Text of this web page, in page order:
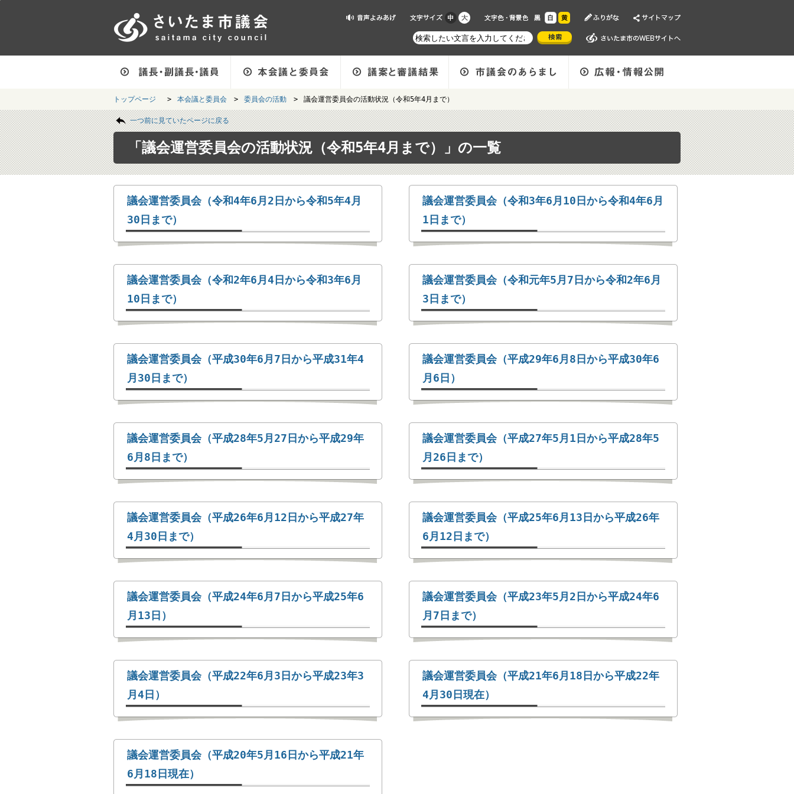
トップページ > 本会議と委員会 > 委員会の活動 > 議会運営委員会の活動状況（令和5年4月まで）
一つ前に見ていたページに戻る
「議会運営委員会の活動状況（令和5年4月まで）」の一覧
議会運営委員会（令和4年6月2日から令和5年4月
30日まで）
議会運営委員会（令和3年6月10日から令和4年6月
1日まで）
議会運営委員会（令和2年6月4日から令和3年6月
10日まで）
議会運営委員会（令和元年5月7日から令和2年6月
3日まで）
議会運営委員会（平成30年6月7日から平成31年4
月30日まで）
議会運営委員会（平成29年6月8日から平成30年6
月6日）
議会運営委員会（平成28年5月27日から平成29年
6月8日まで）
議会運営委員会（平成27年5月1日から平成28年5
月26日まで）
議会運営委員会（平成26年6月12日から平成27年
4月30日まで）
議会運営委員会（平成25年6月13日から平成26年
6月12日まで）
議会運営委員会（平成24年6月7日から平成25年6
月13日）
議会運営委員会（平成23年5月2日から平成24年6
月7日まで）
議会運営委員会（平成22年6月3日から平成23年3
月4日）
議会運営委員会（平成21年6月18日から平成22年
4月30日現在）
議会運営委員会（平成20年5月16日から平成21年
6月18日現在）